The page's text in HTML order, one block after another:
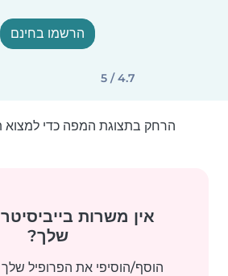
הרשמו בחינם
4.7 / 5
הרחק בתצוגת המפה כדי למצוא
אין משרות
שלך?
הוסף/הוסיפי את הפרופיל שלך